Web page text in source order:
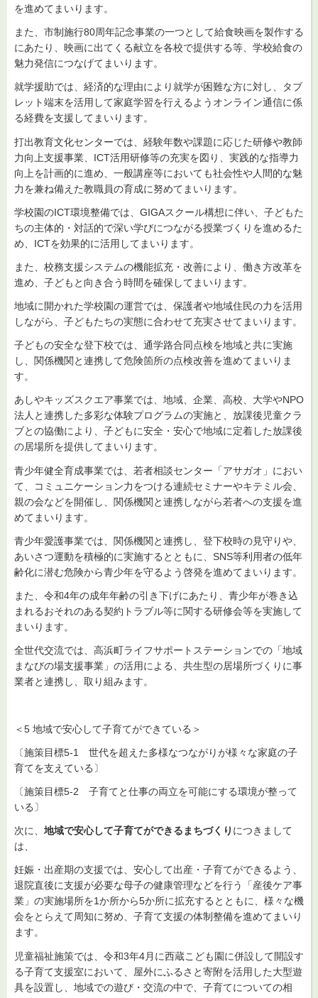
を進めてまいります。
また、市制施行80周年記念事業の一つとして給食映画を製作する
にあたり、映画に出てくる献立を各校で提供する等、学校給食の
魅力発信につなげてまいります。
就学援助では、経済的な理由により就学が困難な方に対し、タブ
レット端末を活用して家庭学習を行えるようオンライン通信に係
る経費を支援してまいります。
打出教育文化センターでは、経験年数や課題に応じた研修や教師
力向上支援事業、ICT活用研修等の充実を図り、実践的な指導力
向上を計画的に進め、一般講座等においても社会性や人間的な魅
力を兼ね備えた教職員の育成に努めてまいります。
学校園のICT環境整備では、GIGAスクール構想に伴い、子どもた
ちの主体的・対話的で深い学びにつながる授業づくりを進めるた
め、ICTを効果的に活用してまいります。
また、校務支援システムの機能拡充・改善により、働き方改革を
進め、子どもと向き合う時間を確保してまいります。
地域に開かれた学校園の運営では、保護者や地域住民の力を活用
しながら、子どもたちの実態に合わせて充実させてまいります。
子どもの安全な登下校では、通学路合同点検を地域と共に実施
し、関係機関と連携して危険箇所の点検改善を進めてまいりま
す。
あしやキッズスクエア事業では、地域、企業、高校、大学やNPO
法人と連携した多彩な体験プログラムの実施と、放課後児童クラ
ブとの協働により、子どもに安全・安心で地域に定着した放課後
の居場所を提供してまいります。
青少年健全育成事業では、若者相談センター「アサガオ」におい
て、コミュニケーション力をつける連続セミナーやキテミル会、
親の会などを開催し、関係機関と連携しながら若者への支援を進
めてまいります。
青少年愛護事業では、関係機関と連携し、登下校時の見守りや、
あいさつ運動を積極的に実施するとともに、SNS等利用者の低年
齢化に潜む危険から青少年を守るよう啓発を進めてまいります。
また、令和4年の成年年齢の引き下げにあたり、青少年が巻き込
まれるおそれのある契約トラブル等に関する研修会等を実施して
まいります。
全世代交流では、高浜町ライフサポートステーションでの「地域
まなびの場支援事業」の活用による、共生型の居場所づくりに事
業者と連携し、取り組みます。
＜5 地域で安心して子育てができている＞
〔施策目標5-1 世代を超えた多様なつながりが様々な家庭の子
育てを支えている〕
〔施策目標5-2 子育てと仕事の両立を可能にする環境が整って
いる〕
次に、 地域で安心して子育てができるまちづくり につきまして
は、
妊娠・出産期の支援では、安心して出産・子育てができるよう、
退院直後に支援が必要な母子の健康管理などを行う「産後ケア事
業」の実施場所を1か所から5か所に拡充するとともに、様々な機
会をとらえて周知に努め、子育て支援の体制整備を進めてまいり
ます。
児童福祉施策では、令和3年4月に西蔵こども園に併設して開設す
る子育て支援室において、屋外にふるさと寄附を活用した大型遊
具を設置し、地域での遊び・交流の中で、子育てについての相